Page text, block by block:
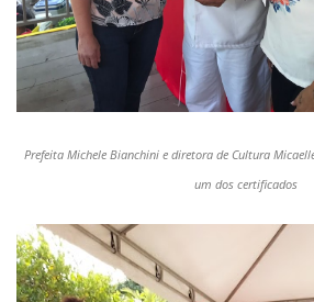
Prefeita Michele Bianchini e diretora de Cultura
um dos certificados